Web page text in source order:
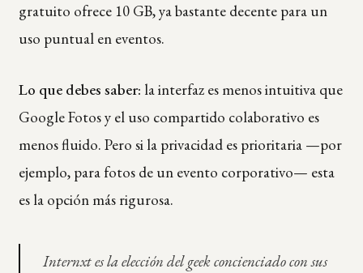
gratuito ofrece 10 GB, ya bastante decente para un
uso puntual en eventos.
Lo que debes saber: la interfaz es menos intuitiva que
Google Fotos y el uso compartido colaborativo es
menos fluido. Pero si la privacidad es prioritaria —por
ejemplo, para fotos de un evento corporativo— esta
es la opción más rigurosa.
Internxt es la elección del geek concienciado con sus